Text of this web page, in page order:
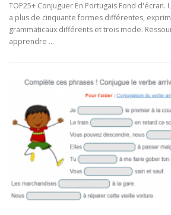
TOP25+ Conjuguer En Portugais Fond
a plus de cinquante formes différentes,
grammaticaux différents et trois mode.
apprendre …